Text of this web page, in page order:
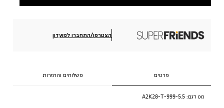
הצטרפו/התחברו למועדון
פרטים משלוחים והחזרות
מס דגם: A2K28-T-999-5.5